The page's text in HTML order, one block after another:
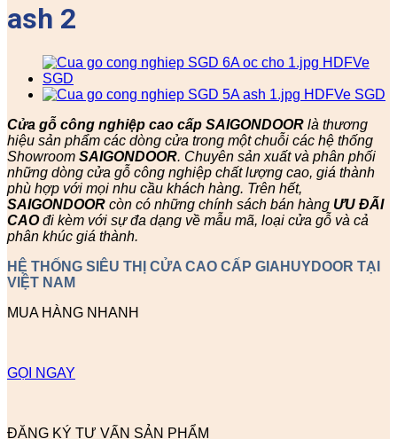
ash 2
Cửa gỗ công nghiệp cao cấp SAIGONDOOR là thương
hiệu sản phẩm các dòng cửa trong một chuỗi các hệ thống
Showroom SAIGONDOOR. Chuyên sản xuất và phân phối
những dòng cửa gỗ công nghiệp chất lượng cao, giá thành
phù hợp với mọi nhu cầu khách hàng. Trên hết,
SAIGONDOOR còn có những chính sách bán hàng ƯU ĐÃI
CAOđi kèm với sự đa dạng về mẫu mã, loại cửa gỗ và cả
phân khúc giá thành.
HỆ THỐNG SIÊU THỊ CỬA CAO CẤP GIAHUYDOOR TẠI
VIỆT NAM
MUA HÀNG NHANH
GỌI NGAY
ĐĂNG KÝ TƯ VẤN SẢN PHẨM